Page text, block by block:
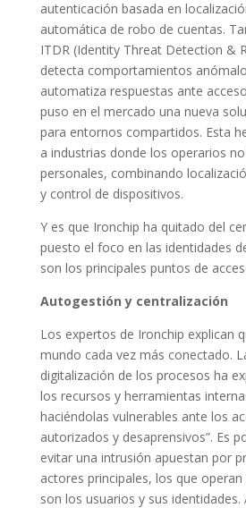
autenticación basada en
automática de robo de cuentas.
ITDR (Identity Threat Detection &
detecta comportamientos
automatiza respuestas ante
puso en el mercado una nueva
para entornos compartidos. Esta
a industrias donde los operarios
personales, combinando
y control de dispositivos.
Y es que Ironchip ha quitado del
puesto el foco en las identidades
son los principales puntos de
Autogestión y centralización
Los expertos de Ironchip explican
mundo cada vez más conectado.
digitalización de los procesos ha
los recursos y herramientas
haciéndolas vulnerables ante los
autorizados y desaprensivos”. Es
evitar una intrusión apuestan por
actores principales, los que
son los usuarios y sus